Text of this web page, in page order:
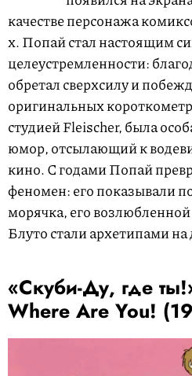
качестве персонажа
х. Попай стал настоящим
целеустремленности:
обретал сверхсилу и
оригинальных
студией Fleischer, была
юмор, отсылающий к
кино. С годами Попай
феномен: его показывали
морячка, его
Блуто стали архетипами на
«Скуби-Ду, где
Where Are You!